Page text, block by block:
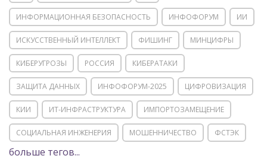
ИНФОРМАЦИОННАЯ БЕЗОПАСНОСТЬ ИНФОФОРУМ ИИ
ИСКУССТВЕННЫЙ ИНТЕЛЛЕКТ ФИШИНГ МИНЦИФРЫ
КИБЕРУГРОЗЫ РОССИЯ КИБЕРАТАКИ
ЗАЩИТА ДАННЫХ ИНФОФОРУМ-2025 ЦИФРОВИЗАЦИЯ
КИИ ИТ-ИНФРАСТРУКТУРА ИМПОРТОЗАМЕЩЕНИЕ
СОЦИАЛЬНАЯ ИНЖЕНЕРИЯ МОШЕННИЧЕСТВО ФСТЭК
POSITIVE TECHNOLOGIES
больше тегов...